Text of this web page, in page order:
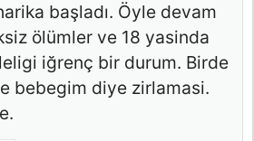
başladı. Öyle devam
ölümler ve 18 yasinda
iğrenç bir durum. Birde
bebegim diye zirlamasi.